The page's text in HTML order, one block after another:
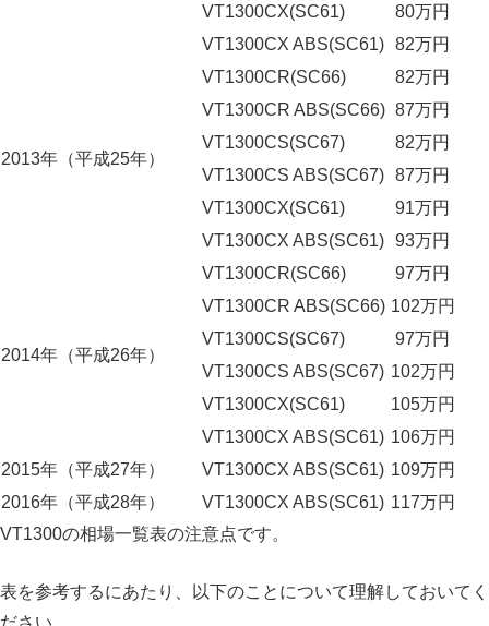
VT1300CX(SC61)
80万円
VT1300CX ABS(SC61) 82万円
2013年（平成25年）
VT1300CR(SC66)
82万円
VT1300CR ABS(SC66) 87万円
VT1300CS(SC67)
82万円
VT1300CS ABS(SC67) 87万円
VT1300CX(SC61)
91万円
VT1300CX ABS(SC61) 93万円
2014年（平成26年）
VT1300CR(SC66)
97万円
VT1300CR ABS(SC66) 102万円
VT1300CS(SC67)
97万円
VT1300CS ABS(SC67) 102万円
VT1300CX(SC61)
105万円
VT1300CX ABS(SC61) 106万円
2015年（平成27年）
VT1300CX ABS(SC61) 109万円
2016年（平成28年）
VT1300CX ABS(SC61) 117万円
VT1300の相場一覧表の注意点です。
表を参考するにあたり、以下のことについて理解しておいてく
ださい。